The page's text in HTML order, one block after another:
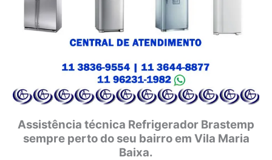
Assistência técnica Refrigerador Brastemp
sempre perto do seu bairro em Vila Maria
Baixa.